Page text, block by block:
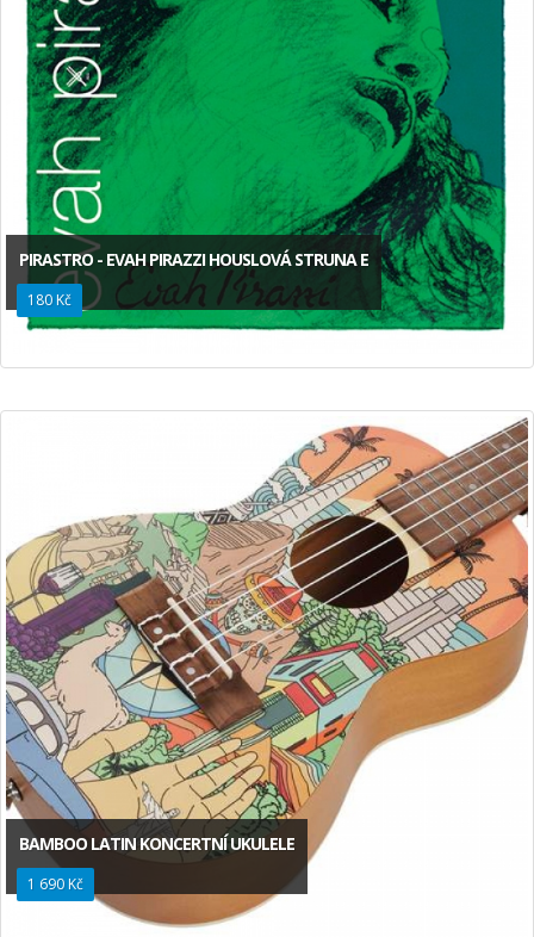
PIRASTRO - EVAH PIRAZZI HOUSLOVÁ STRUNA E
180 Kč
BAMBOO LATIN KONCERTNÍ UKULELE
1 690 Kč